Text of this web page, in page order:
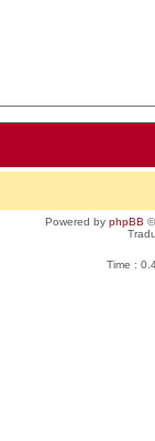
Powered by phpBB
Time :